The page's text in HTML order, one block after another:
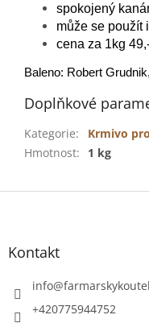
spokojený
může se použít
cena za 1kg
Baleno: Robert
Doplňkové
Kategorie:
Krmivo
Hmotnost: 1 kg
Z
Kontakt
info@
+420775944752